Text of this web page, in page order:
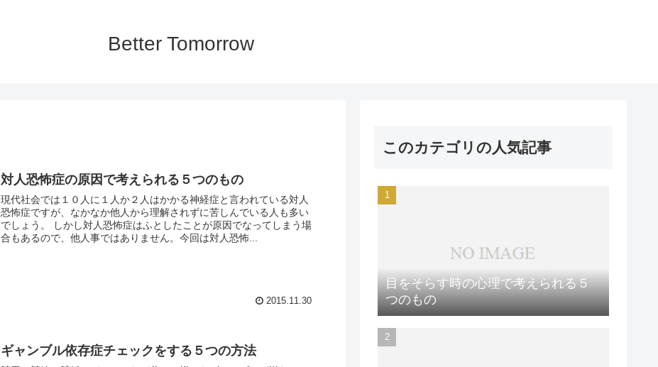
Better Tomorrow
対人恐怖症の原因で考えられる５つのもの
現代社会では１０人に１人か２人はかかる神経症と言われている対人
恐怖症ですが、なかなか他人から理解されずに苦しんでいる人も多い
でしょう。 しかし対人恐怖症はふとしたことが原因でなってしまう場
合もあるので、他人事ではありません。今回は対人恐怖...
2015.11.30
ギャンブル依存症チェックをする５つの方法
このカテゴリの人気記事
目をそらす時の心理で考えられる５
つのもの